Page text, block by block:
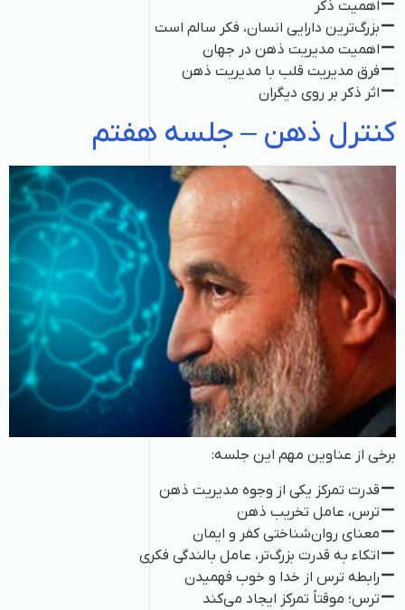
اهمیت ذکر
بزرگ‌ترین دارایی انسان، فکر سالم است
اهمیت مدیریت ذهن در جهان
فرق مدیریت قلب با مدیریت ذهن
اثر ذکر بر روی دیگران
کنترل ذهن – جلسه هفتم
برخی از عناوین مهم این جلسه:
قدرت تمرکز یکی از وجوه مدیریت ذهن
ترس، عامل تخریب ذهن
معنای روان‌شناختی کفر و ایمان
اتکاء به قدرت بزرگ‌تر، عامل بالندگی فکری
رابطه ترس از خدا و خوب فهمیدن
ترس؛ موقتاً تمرکز ایجاد می‌کند